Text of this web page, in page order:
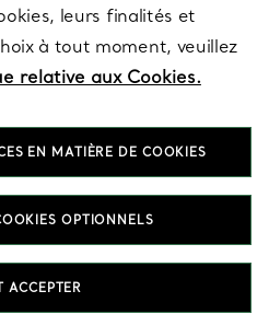
2026
leurs finalités et
à tout moment, veuillez
relative aux Cookies.
EN MATIÈRE DE COOKIES
OPTIONNELS
ACCEPTER